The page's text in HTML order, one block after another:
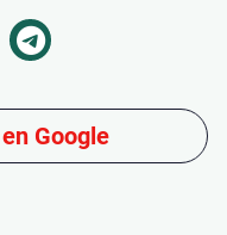
Google